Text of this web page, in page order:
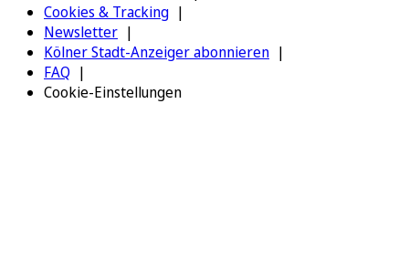
Cookies & Tracking
Newsletter
Kölner Stadt-Anzeiger abonnieren
FAQ
Cookie-Einstellungen